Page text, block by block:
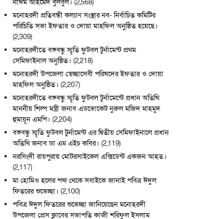
মনোহরদী প্রতিবন্ধী কল্যাণ সংস্থার নব- নির্বাচিত কমিটির
পরিচিতি সভা ইফতার ও দোয়া মাহফিল অনুষ্ঠিত হয়েছে।
(2,309)
মনোহরদীতে বঙ্গবন্ধু স্মৃতি ফুটবল টুর্নামেন্ট প্রথম
সেমিফাইনাল অনুষ্ঠিত। (2,218)
মনোহরদী উপজেলা স্বেচ্ছাসেবী পরিষদের ইফতার ও দোয়া
মাহফিল অনুষ্ঠিত। (2,207)
মনোহরদীতে বঙ্গবন্ধু স্মৃতি ফুটবল টুর্নামেন্টে প্রধান অতিথি
মাননীয় শিল্প মন্ত্রী জনাব এডভোকেট নুরুল মজিদ মাহমুদ
হুমায়ূন এমপি। (2,204)
বঙ্গবন্ধু স্মৃতি ফুটবল টুর্নামেন্ট এর দ্বিতীয় সেমিফাইনালে প্রধান
অতিথি জনাব ডা এম এইচ কবির। (2,119)
নরসিংদী রায়পুরায় মোটরসাইকেল এক্সিডেন্ট একজন আহত।
(2,117)
মা হোমিও হলের পক্ষ থেকে সবাইকে জানাই পবিত্র ঈদুল
ফিতরের শুভেচ্ছা। (2,100)
পবিত্র ঈদুল ফিতরের শুভেচ্ছা জানিয়েছেন মনোহরদী
উপজেলা প্রেস ক্লাবের সভাপতি কাজী শরিফুল ইসলাম